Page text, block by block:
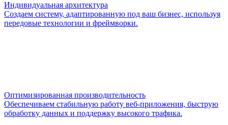
Индивидуальная архитектура
Создаем систему, адаптированную под ваш бизнес, используя
передовые технологии и фреймворки.
Оптимизированная производительность
Обеспечиваем стабильную работу веб-приложения, быструю
обработку данных и поддержку высокого трафика.